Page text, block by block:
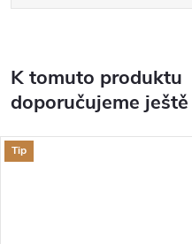
K tomuto produktu
doporučujeme
Tip